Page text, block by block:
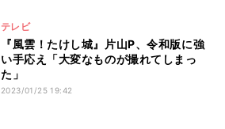
テレビ
『風雲！たけし城』片山P、令和版に強
い手応え「大変なものが撮れてしまっ
た」
2023/01/25 19:42